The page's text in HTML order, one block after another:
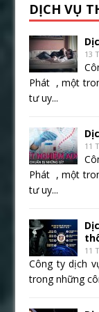
DỊCH VỤ
13
Phát , một
tư uy...
11
Phát , một
tư uy...
11
Công ty dịch
trong những